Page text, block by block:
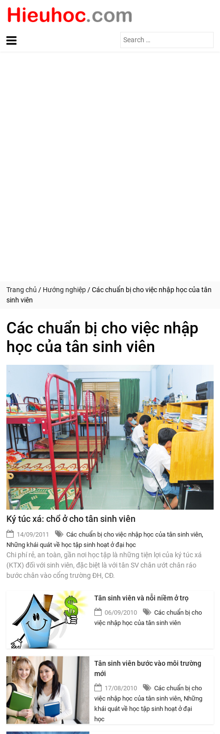
Search
Trang chủ / Hướng nghiệp /Các chuẩn bị cho việc nhập học của tân
sinh viên
Các chuẩn bị cho việc nhập
học của tân sinh viên
Ký túc xá: chổ ở cho tân sinh viên
14/09/2011 Các chuẩn bị cho việc nhập học của tân sinh viên,
Những khái quát về học tập sinh hoạt ở đại học
Chi phí rẻ, an toàn, gần nơi học tập là những tiện lợi của ký túc xá
(KTX) đối với sinh viên, đặc biệt là với tân SV chân ướt chân ráo
bước chân vào cổng trường ĐH, CĐ.
Tân sinh viên và nỗi niềm ở trọ
06/09/2010
Các chuẩn bị cho
việc nhập học của tân sinh viên
Tân sinh viên bước vào môi trường
mới
17/08/2010
Các chuẩn bị cho
việc nhập học của tân sinh viên, Những
khái quát về học tập sinh hoạt ở đại
học